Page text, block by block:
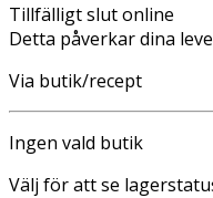
Tillfälligt slut online
Detta påverkar dina
Via butik/recept
Ingen vald butik
Välj för att se